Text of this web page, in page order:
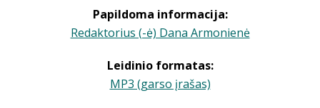
Papildoma informacija:
Redaktorius (-ė) Dana Armonienė
Leidinio formatas:
MP3 (garso įrašas)